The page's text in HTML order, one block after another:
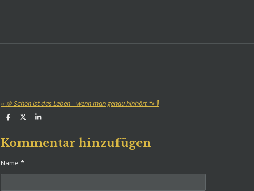
« 🌼 Schön ist das Leben – wenn man genau hinhört 🐾🎙️
T
l
e
T
l
e
T
l
e
Kommentar hinzufügen
Name *